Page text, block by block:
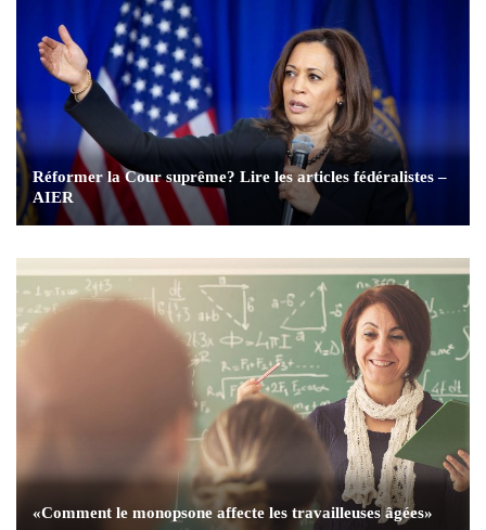
Réformer la Cour suprême? Lire les articles fédéralistes –
AIER
«Comment le monopsone affecte les travailleuses âgées»